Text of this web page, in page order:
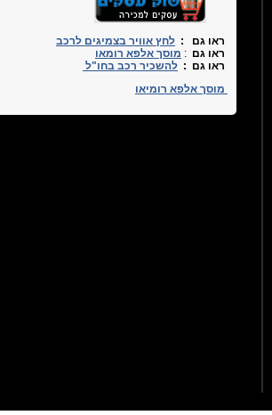
ראו גם : לחץ אוויר בצמיגים לרכב
ראו גם : מוסך אלפא רומאו
ראו גם : להשכיר רכב בחו"ל
מוסך אלפא רומיאו